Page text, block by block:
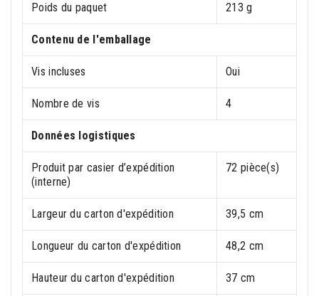
Poids du paquet 213 g
Contenu de l'emballage
Vis incluses Oui
Nombre de vis 4
Données logistiques
Produit par casier d’expédition
(interne)
72 pièce(s)
Largeur du carton d'expédition 39,5 cm
Longueur du carton d'expédition 48,2 cm
Hauteur du carton d'expédition 37 cm